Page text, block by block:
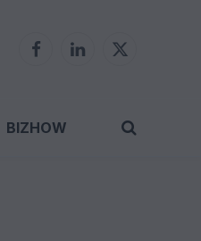
FacebookLinkedIn
X
BIZHOW